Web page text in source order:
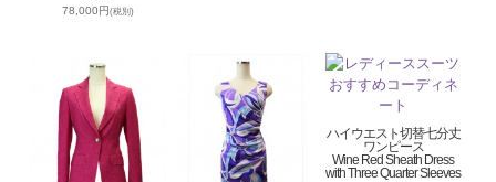
78,000円(税別)
ハイウエスト切替七分丈
ワンピース
Wine Red Sheath Dress
with Three Quarter Sleeves